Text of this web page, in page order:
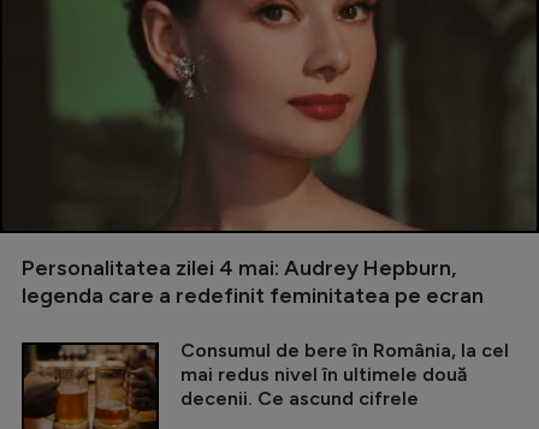
Personalitatea zilei 4 mai: Audrey Hepburn,
legenda care a redefinit feminitatea pe ecran
Consumul de bere în România, la cel
mai redus nivel în ultimele două
decenii. Ce ascund cifrele